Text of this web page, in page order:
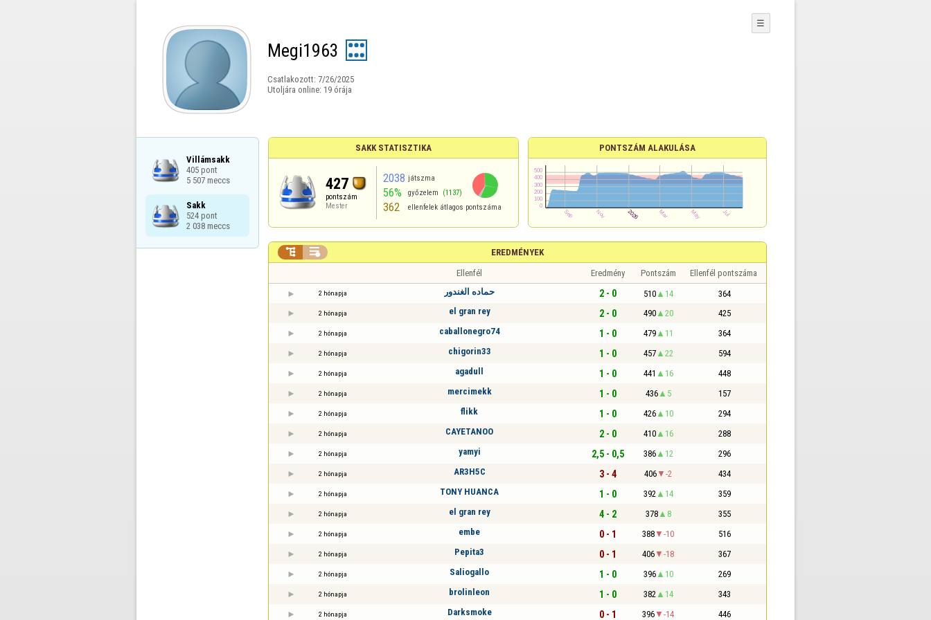
Megi1963
Csatlakozott: 7/26/2025
Utoljára online: 19 órája
☰
Villámsakk
405 pont
5 507 meccs
Sakk
524 pont
2 038 meccs
SAKK STATISZTIKA
427
pontszám
Mester
2038 játszma
56% győzelem (1137)
362 ellenfelek átlagos pontszáma
PONTSZÁM ALAKULÁSA
EREDMÉNYEK
 
Ellenfél Eredmény Pontszám Ellenfél pontszáma
2 hónapja حماده الغندور 2 - 0 510 14 364
2 hónapja el gran rey 2 - 0 490 20 425
2 hónapja caballonegro74 1 - 0 479 11 364
2 hónapja chigorin33 1 - 0 457 22 594
2 hónapja agadull 1 - 0 441 16 448
2 hónapja mercimekk 1 - 0 436 5 157
2 hónapja flikk 1 - 0 426 10 294
2 hónapja CAYETANOO 2 - 0 410 16 288
2 hónapja yamyi 2,5 - 0,5 386 12 296
2 hónapja AR3H5C 3 - 4 406 -2 434
2 hónapja TONY HUANCA 1 - 0 392 14 359
2 hónapja el gran rey 4 - 2 378 8 355
2 hónapja embe 0 - 1 388 -10 516
2 hónapja Pepita3 0 - 1 406 -18 367
2 hónapja Saliogallo 1 - 0 396 10 269
2 hónapja brolinleon 1 - 0 382 14 343
2 hónapja Darksmoke 0 - 1 396 -14 446